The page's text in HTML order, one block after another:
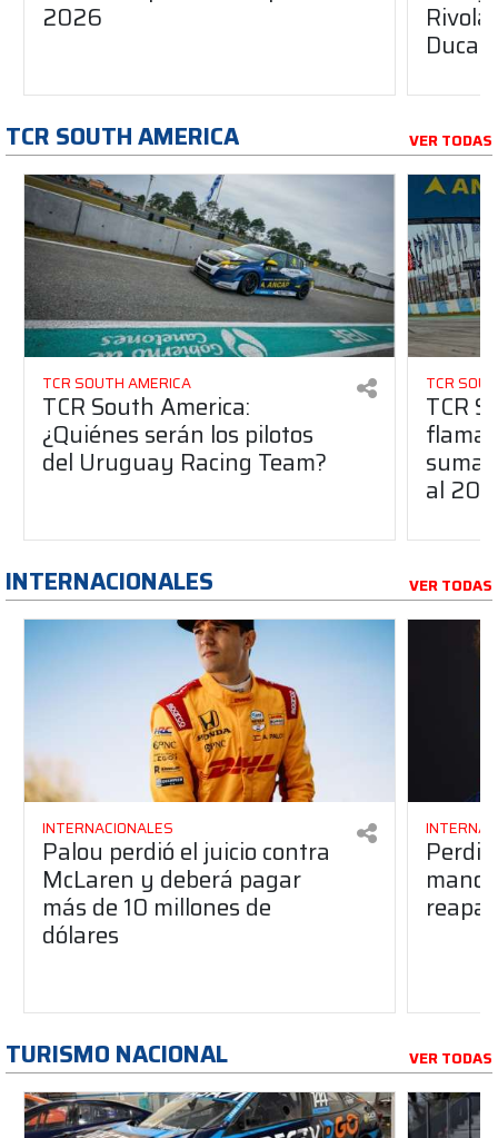
2026
Ducati
TCR SOUTH AMERICA VER TODAS
TCR SOUTH AMERICA
TCR South America:
¿Quiénes serán los pilotos
del Uruguay Racing Team?
TCR
TCR
suma
al
INTERNACIONALES VER TODAS
INTERNACIONALES
Palou perdió el juicio contra
McLaren y deberá pagar
más de 10 millones de
dólares
TURISMO NACIONAL VER TODAS